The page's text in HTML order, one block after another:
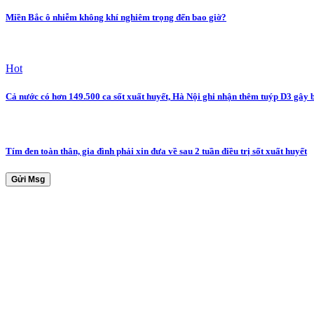
Miền Bắc ô nhiễm không khí nghiêm trọng đến bao giờ?
Hot
Cả nước có hơn 149.500 ca sốt xuất huyết, Hà Nội ghi nhận thêm tuýp D3 gây
Tím đen toàn thân, gia đình phải xin đưa về sau 2 tuần điều trị sốt xuất huyết
Gửi Msg